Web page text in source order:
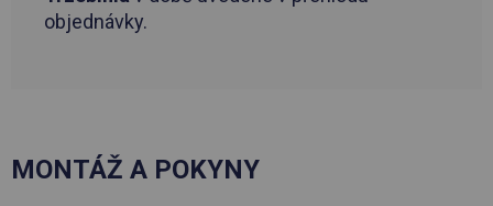
objednávky.
MONTÁŽ A POKYNY